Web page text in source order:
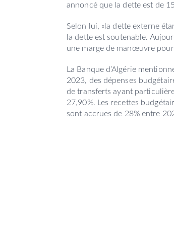
annoncé que la dette est de
Selon lui, «la dette externe
la dette est soutenable.
une marge de manœuvre
La Banque d’Algérie
2023, des dépenses
de transferts ayant
27,90%. Les recettes
sont accrues de 28% entre